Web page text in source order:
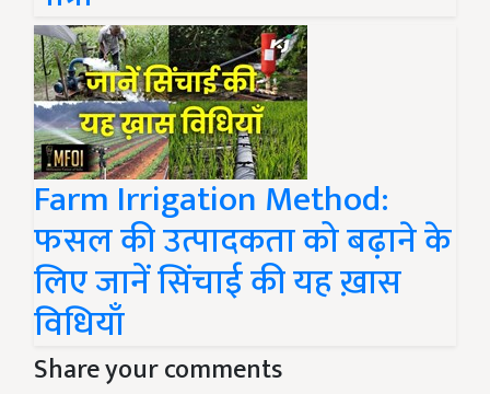
Farm Irrigation Method:
फसल की उत्पादकता को बढ़ाने के
लिए जानें सिंचाई की यह ख़ास
विधियाँ
Share your comments